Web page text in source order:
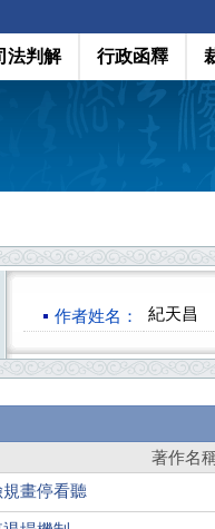
法判解 行政函釋
作者姓名： 紀天昌
著作名
畫停看聽